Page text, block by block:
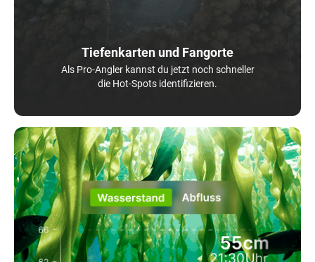
Tiefenkarten und Fangorte
Als Pro-Angler kannst du jetzt noch schneller
die Hot-Spots identifizieren.